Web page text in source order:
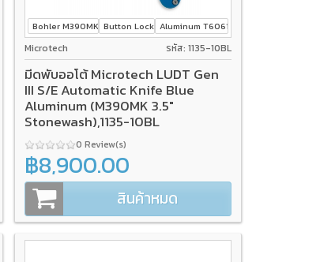
Bohler M390MK Button Lock Aluminum T6061
Microtech รหัส: 1135-10BL
มีดพับออโต้ Microtech LUDT Gen
III S/E Automatic Knife Blue
Aluminum (M390MK 3.5"
Stonewash),1135-10BL
0 Review(s)
฿8,900.00
สินค้าหมด